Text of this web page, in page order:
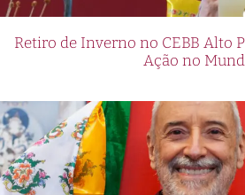
Retiro de Inverno no CEBB Alto
Ação no